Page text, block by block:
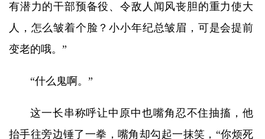
有潜力的干部预备役、令敌人闻风丧胆的重力使大
人，怎么皱着个脸？小小年纪总皱眉，可是会提前
变老的哦。”
“什么鬼啊。”
这一长串称呼让中原中也嘴角忍不住抽搐，他
抬手往旁边锤了一拳，嘴角却勾起一抹笑，“你烦死